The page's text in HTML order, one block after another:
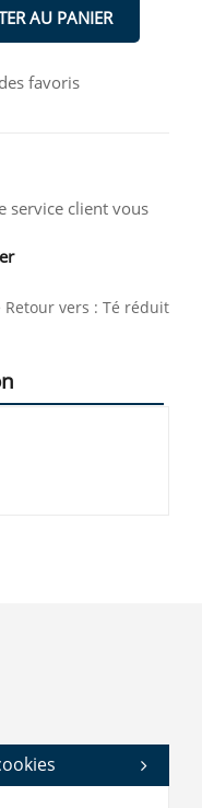
AU PANIER
favoris
service client vous
Retour vers : Té réduit